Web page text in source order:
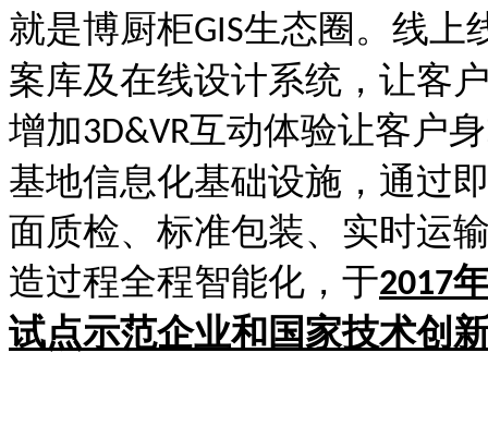
就是博厨柜GIS生态圈。线上
案库及在线设计系统，让客
增加3D&VR互动体验让客户
基地信息化基础设施，通过即
面质检、标准包装、实
造过程全程智能化，于2017
试点示范企业和国家技术创